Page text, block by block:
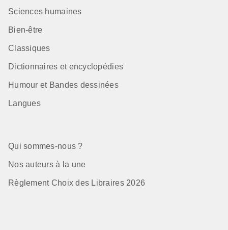
Sciences humaines
Bien-être
Classiques
Dictionnaires et encyclopédies
Humour et Bandes dessinées
Langues
Qui sommes-nous ?
Nos auteurs à la une
Règlement Choix des Libraires 2026